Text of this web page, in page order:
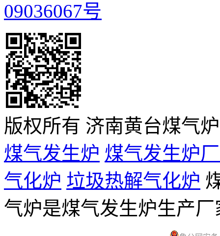
09036067号
版权所有 济南黄台煤气
煤气发生炉 煤气发生炉
气化炉 垃圾热解气化炉
气炉是煤气发生炉生产